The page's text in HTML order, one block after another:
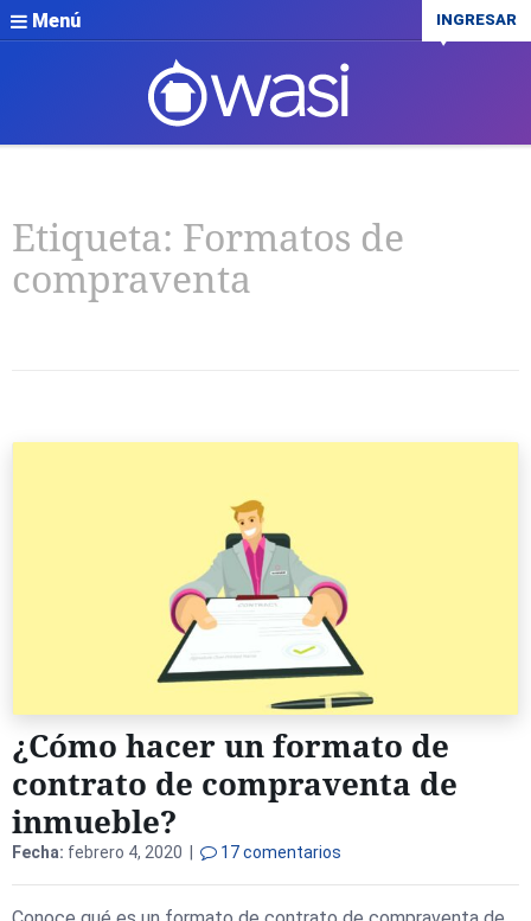
Menú INGRESAR
Etiqueta: Formatos de
compraventa
¿Cómo hacer un formato de
contrato de compraventa de
inmueble?
Fecha: febrero 4, 2020 | 17 comentarios